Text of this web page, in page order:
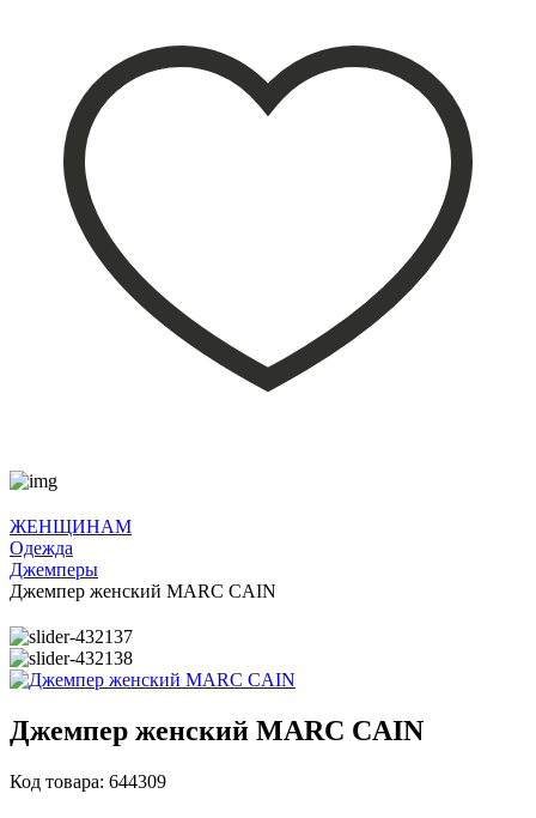
ЖЕНЩИНАМ
Одежда
Джемперы
Джемпер женский MARC CAIN
Джемпер женский MARC CAIN
Код товара: 644309